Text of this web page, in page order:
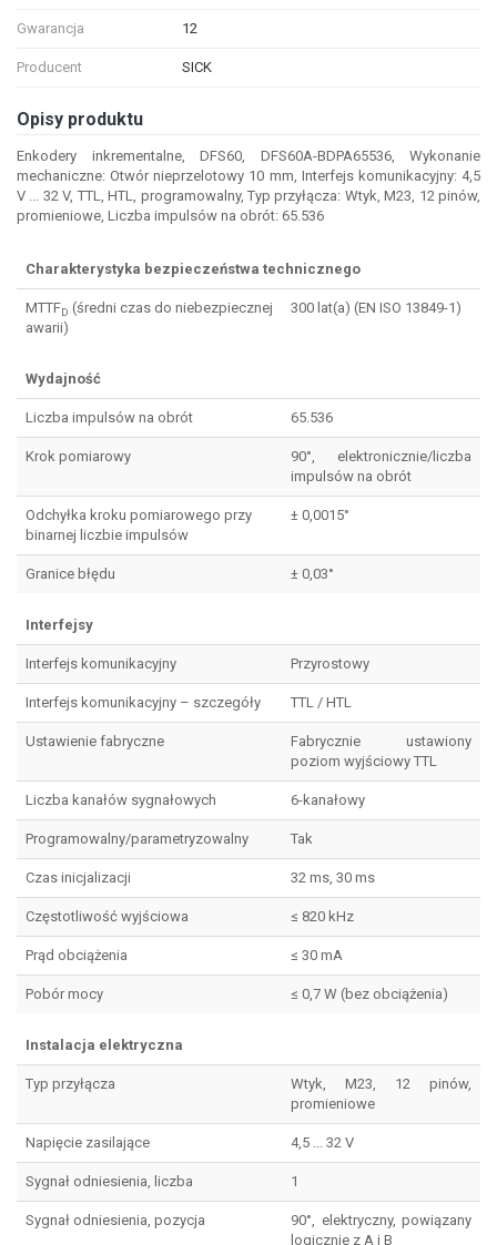
Gwarancja 12
Producent SICK
Opisy produktu
Enkodery inkrementalne, DFS60, DFS60A-BDPA65536, Wykonanie
mechaniczne: Otwór nieprzelotowy 10 mm, Interfejs komunikacyjny: 4,5
V ... 32 V, TTL, HTL, programowalny, Typ przyłącza: Wtyk, M23, 12 pinów,
promieniowe, Liczba impulsów na obrót: 65.536
Charakterystyka bezpieczeństwa technicznego
MTTFD (średni czas do niebezpiecznej
awarii)
300 lat(a) (EN ISO 13849-1)
Wydajność
Liczba impulsów na obrót 65.536
Krok pomiarowy
90°, elektronicznie/liczba
impulsów na obrót
Odchyłka kroku pomiarowego przy
binarnej liczbie impulsów
± 0,0015°
Granice błędu ± 0,03°
Interfejsy
Interfejs komunikacyjny Przyrostowy
Interfejs komunikacyjny – szczegóły TTL / HTL
Ustawienie fabryczne
Fabrycznie ustawiony
poziom wyjściowy TTL
Liczba kanałów sygnałowych 6-kanałowy
Programowalny/parametryzowalny Tak
Czas inicjalizacji 32 ms, 30 ms
Częstotliwość wyjściowa ≤ 820 kHz
Prąd obciążenia ≤ 30 mA
Pobór mocy ≤ 0,7 W (bez obciążenia)
Instalacja elektryczna
Typ przyłącza
Wtyk, M23, 12 pinów,
promieniowe
Napięcie zasilające 4,5 ... 32 V
Sygnał odniesienia, liczba 1
Sygnał odniesienia, pozycja
90°, elektryczny, powiązany
logicznie z A i B